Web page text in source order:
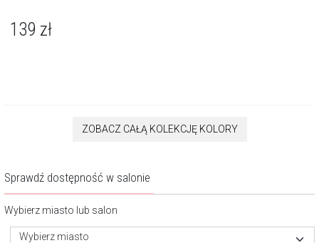
139 zł
ZOBACZ CAŁĄ KOLEKCJĘ KOLORY
Sprawdź dostępność w salonie
Wybierz miasto lub salon
Wybierz miasto